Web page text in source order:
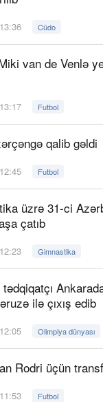
Cüdo
van de Venlə
Futbol
qalib gəldi
Futbol
üzrə 31-ci
çatıb
Gimnastika
ilə çıxış edib
Olimpiya dünyası
Rodri üçün
Futbol